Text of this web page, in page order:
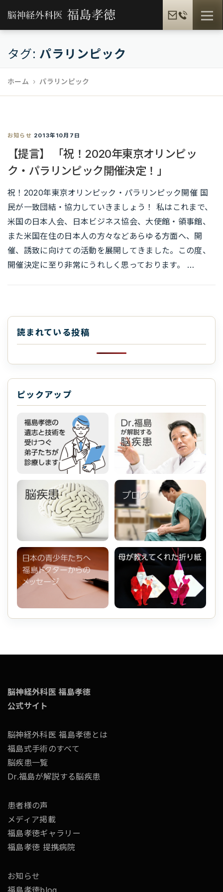
ン
プ
メニュ
福島孝徳とは 福島式手術
患者様の声 メディア情報 福島孝徳BLOG
ギャラリー 提携病院
タグ: パラリンピック
ホーム パラリンピック
お知らせ 2013年10月7日
【提言】 「祝！2020年東京オリンピッ
ク・パラリンピック開催決定！」
祝！2020年東京オリンピック・パラリンピック開催 国
民が一致団結・協力していきましょう！ 私はこれまで、
米国の日本人会、日本ビジネス協会、大使館・領事館、
また米国在住の日本人の方々などあらゆる方面へ、開
催、誘致に向けての活動を展開してきました。この度、
開催決定に至り非常にうれしく思っております。 …
読まれている投稿
ピックアップ
脳神経外科医 福島孝徳
公式サイト
脳神経外科医 福島孝徳とは
福島式手術のすべて
脳疾患一覧
Dr.福島が解説する脳疾患
患者様の声
メディア掲載
福島孝徳ギャラリー
福島孝徳 提携病院
お知らせ
福島孝徳blog